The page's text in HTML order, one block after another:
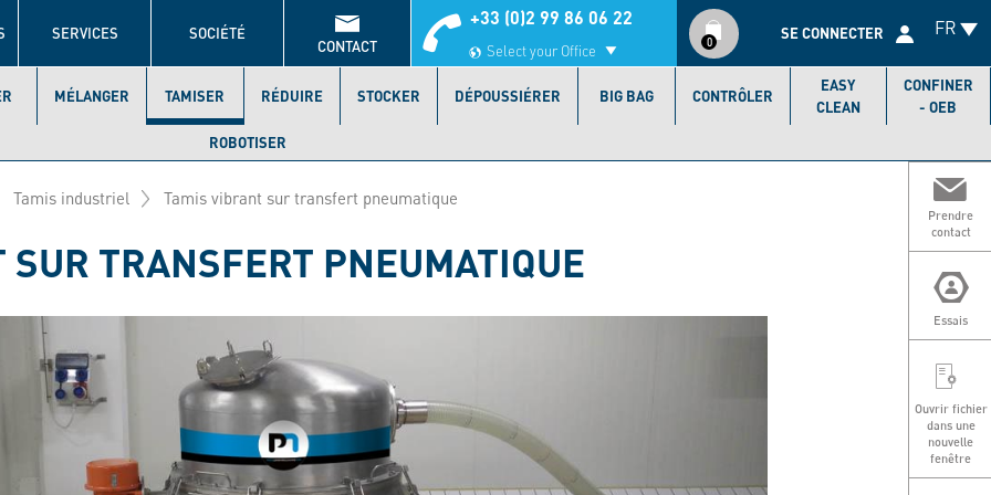
FR
SERVICES SOCIÉTÉ
CONTACT
+33 (0)2 99 86 06 22
Select your Office 0
utilisateur
SE CONNECTER
MÉLANGER TAMISER RÉDUIRE STOCKER DÉPOUSSIÉRER BIG BAG CONTRÔLER
EASY
CLEAN
CONFINER
- OEB
ROBOTISER
Prendre
contact
Essais
Ouvrir fichier
dans une
nouvelle
fenêtre
Tamis industriel Tamis vibrant sur transfert pneumatique
TRANSFERT PNEUMATIQUE